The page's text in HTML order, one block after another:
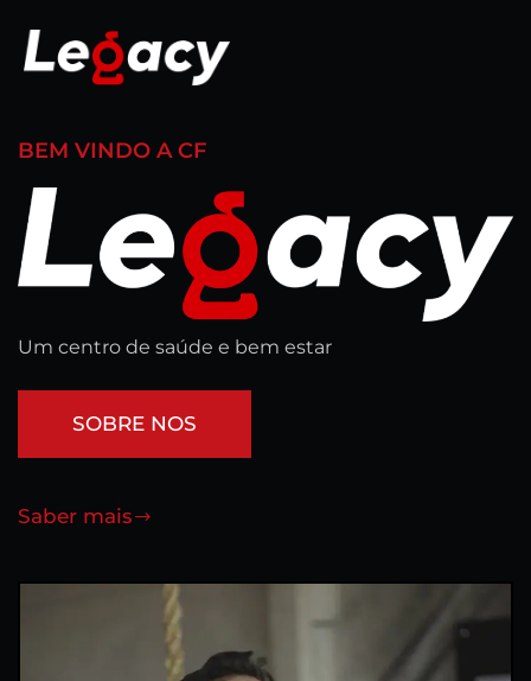
BEM VINDO A CF
Um centro de saúde e bem estar
SOBRE NOS
Saber mais